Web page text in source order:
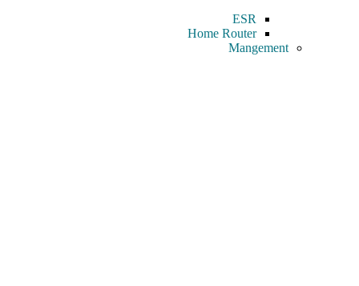
ESR
Home Router
Mangement